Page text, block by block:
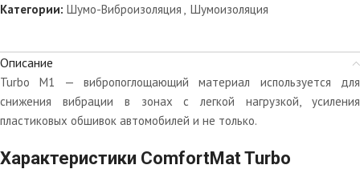
Категории: Шумо-Виброизоляция , Шумоизоляция
Описание
Turbo М1 — вибропоглощающий материал используется для
снижения вибрации в зонах с легкой нагрузкой, усиления
пластиковых обшивок автомобилей и не только.
Характеристики ComfortMat Turbo